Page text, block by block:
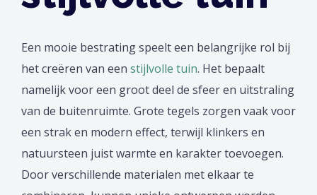
Een mooie bestrating speelt een belangrijke rol bij
het creëren van een stijlvolle tuin. Het bepaalt
namelijk voor een groot deel de sfeer en uitstraling
van de buitenruimte. Grote tegels zorgen vaak voor
een strak en modern effect, terwijl klinkers en
natuursteen juist warmte en karakter toevoegen.
Door verschillende materialen met elkaar te